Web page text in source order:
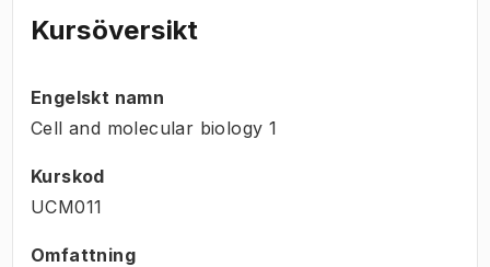
Kursöversikt
Engelskt namn
Cell and molecular biology 1
Kurskod
UCM011
Omfattning